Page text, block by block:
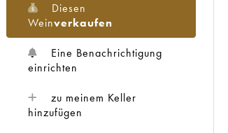
Diesen
Weinverkaufen
Eine Benachrichtigung
einrichten
zu meinem Keller
hinzufügen